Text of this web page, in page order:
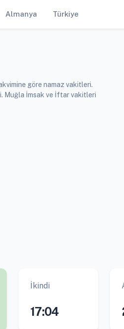
Almanya Türkiye
göre namaz vakitleri.
Muğla İmsak ve İftar vakitleri
İkindi
17:04